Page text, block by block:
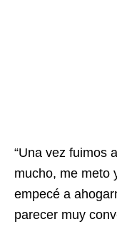
“Una vez fuimos
mucho, me meto
empecé a
parecer muy